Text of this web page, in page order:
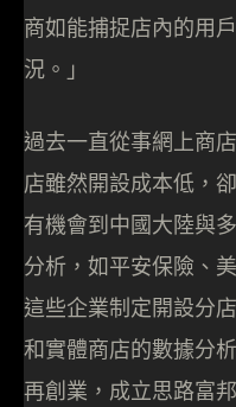
商如能捕捉店內的用
況。」
過去一直從事網上商
店雖然開設成本低，
有機會到中國大陸與
分析，如平安保險、
這些企業制定開設分
和實體商店的數據分
再創業，成立思路富